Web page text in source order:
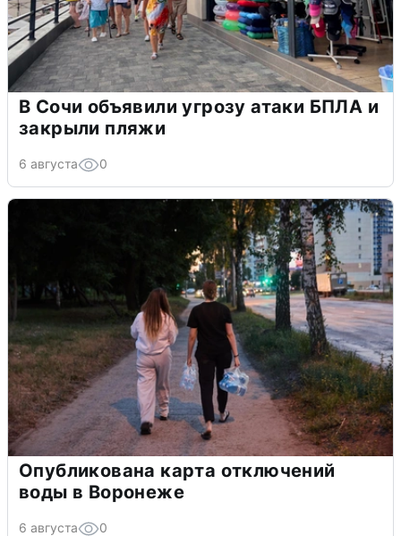
В Сочи объявили угрозу атаки БПЛА и
закрыли пляжи
6 августа 0
Опубликована карта отключений
воды в Воронеже
6 августа 0